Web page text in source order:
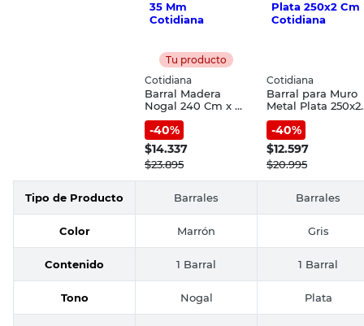
Tu producto
Cotidiana
Barral Madera
Nogal 240 Cm x 35
Mm Cotidiana
-40%
$14.337
$23.895
Cotidiana
Barral para Muro
Metal Plata 250x2
Cm Cotidiana
-40%
$12.597
$20.995
Tipo de Producto Barrales Barrales
Color Marrón Gris
Contenido 1 Barral 1 Barral
Tono Nogal Plata